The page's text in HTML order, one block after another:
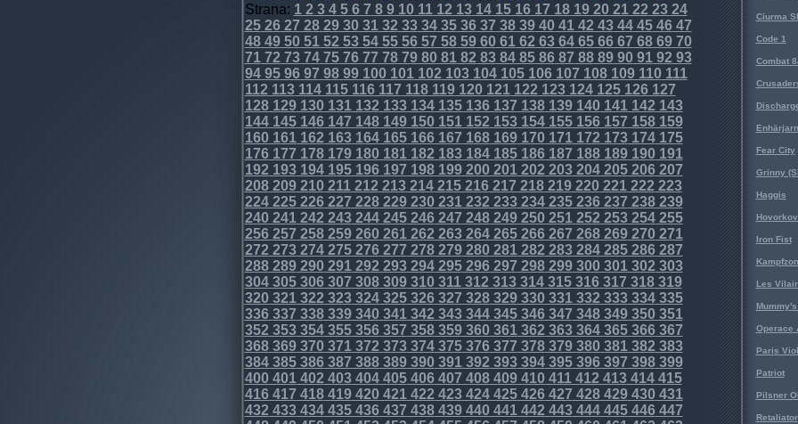
Strana: 12 34567 89101112 1314151617 1819202122 2324
252627 2829303132 3334353637 3839404142 4344454647
4849505152 5354555657 5859606162 6364656667 686970
7172 7374757677 7879808182 8384858687 8889909192 93
94959697 9899100101102 103104105106107 108109110111
112 113114115116117 118119120121122 123124125126127
128129130131132 133134135136137 138139140141142 143
144145146147 148149150151152 153154155156157 158159
160161162 163164165166167 168169170171172 173174175
176177 178179180181182 183184185186187 188189190191
192 193194195196197 198199200201202 203204205206207
208209210211212 213214215216217 218219220221222 223
224225226227 228229230231232 233234235236237 238239
240241242 243244245246247 248249250251252 253254255
256257 258259260261262 263264265266267 268269270271
272 273274275276277 278279280281282 283284285286287
288289290291292 293294295296297 298299300301302 303
304305306307 308309310311312 313314315316317 318319
320321322 323324325326327 328329330331332 333334335
336337 338339340341342 343344345346347 348349350351
352 353354355356357 358359360361362 363364365366367
368369370371372 373374375376377 378379380381382 383
384385386387 388389390391392 393394395396397 398399
400401402 403404405406407 408409410411412 413414415
416417 418419420421422 423424425426427 428429430431
432 433434435436437 438439440441442 443444445446447
Ciurma
Code 1
Combat
Fear City
Grinny
Haggis
Iron Fist
Les
Operace
Paris
Patriot
Pilsner
Retaliator